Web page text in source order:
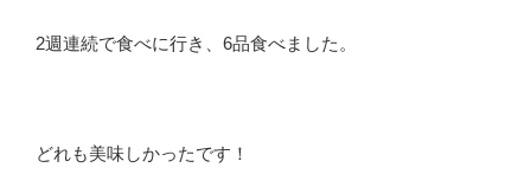
2週連続で食べに行き、6品食べました。
どれも美味しかったです！